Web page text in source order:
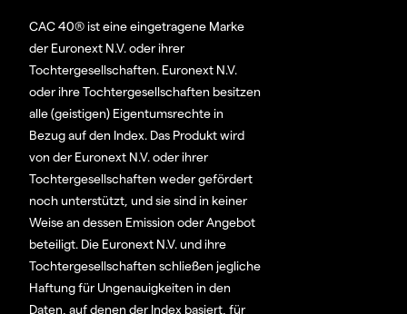
CAC 40® ist eine eingetragene Marke
der Euronext N.V. oder ihrer
Tochtergesellschaften. Euronext N.V.
oder ihre Tochtergesellschaften besitzen
alle (geistigen) Eigentumsrechte in
Bezug auf den Index. Das Produkt wird
von der Euronext N.V. oder ihrer
Tochtergesellschaften weder gefördert
noch unterstützt, und sie sind in keiner
Weise an dessen Emission oder Angebot
beteiligt. Die Euronext N.V. und ihre
Tochtergesellschaften schließen jegliche
Haftung für Ungenauigkeiten in den
Daten, auf denen der Index basiert, für